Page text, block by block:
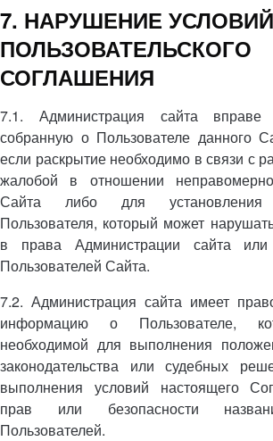
7. НАРУШЕНИЕ УСЛОВИЙ
ПОЛЬЗОВАТЕЛЬСКОГО
СОГЛАШЕНИЯ
7.1. Администрация сайта
собранную о Пользователе данного
если раскрытие необходимо в связи с
жалобой в отношении
Сайта либо для установления
Пользователя, который может
в права Администрации сайта
Пользователей Сайта.
7.2. Администрация сайта имеет
информацию о Пользователе,
необходимой для выполнения
законодательства или судебных
выполнения условий настоящего
прав или безопасности
Пользователей.